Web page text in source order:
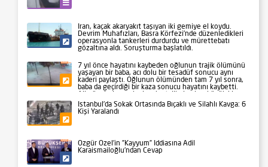
Siyaset
İran, kaçak akaryakıt taşıyan iki gemiye el koydu.
Devrim Muhafızları, Basra Körfezi’nde düzenledikleri
operasyonla tankerleri durdurdu ve mürettebatı
gözaltına aldı. Soruşturma başlatıldı.
Gündem
7 yıl önce hayatını kaybeden oğlunun trajik ölümünü
yaşayan bir baba, acı dolu bir tesadüf sonucu aynı
kaderi paylaştı. Oğlunun ölümünden tam 7 yıl sonra,
baba da geçirdiği bir kaza sonucu hayatını kaybetti.
Aile üyeleri ve yakınları, bu talihsiz olayı büyük bir
üzüntüyle karşıladı.
İstanbul’da Sokak Ortasında Bıçaklı ve Silahlı Kavga: 6
Kişi Yaralandı
Özgür Özel’in ”Kayyum” İddiasına Adil
Karaismailoğlu’ndan Cevap